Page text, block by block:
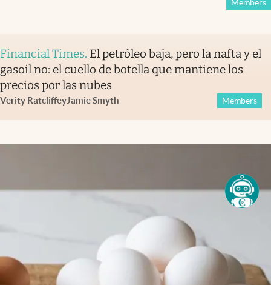
Members
Financial Times. El petróleo baja, pero la nafta y el
gasoil no: el cuello de botella que mantiene los
precios por las nubes
Verity RatcliffeyJamie Smyth Members